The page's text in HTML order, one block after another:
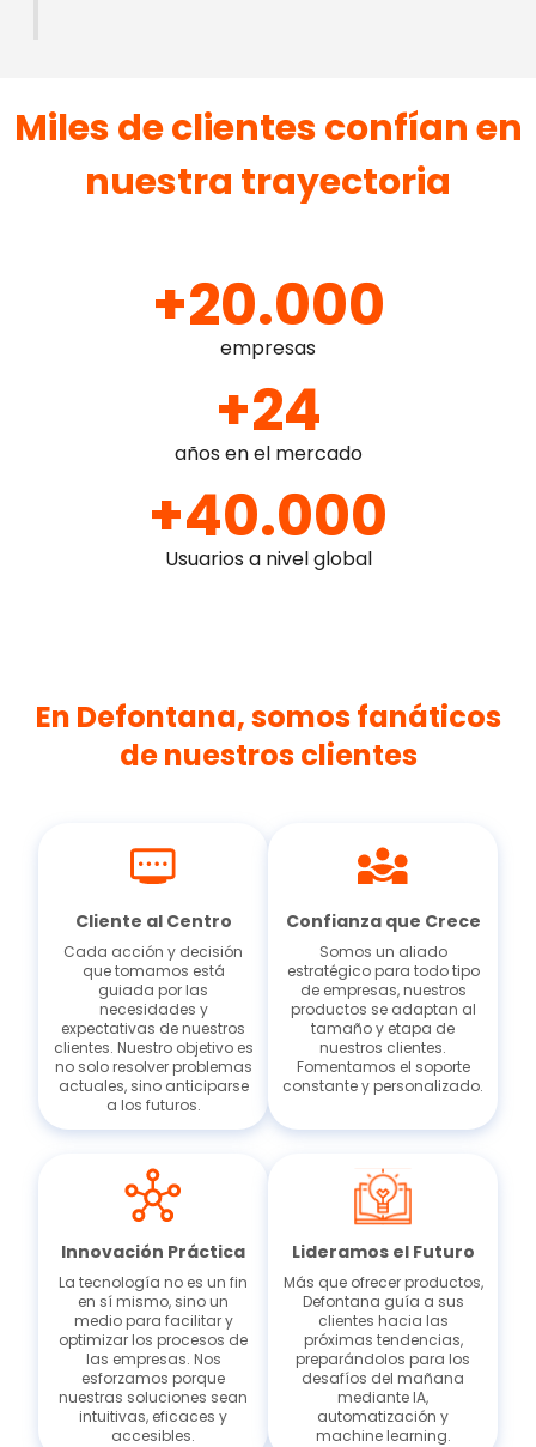
Miles de clientes confían en
nuestra trayectoria
+20.000
empresas
+24
años en el mercado
+40.000
Usuarios a nivel global
En Defontana, somos fanáticos
de nuestros clientes
Cliente al Centro
Cada acción y decisión
que tomamos está
guiada por las
necesidades y
expectativas de nuestros
clientes. Nuestro objetivo es
no solo resolver problemas
actuales, sino anticiparse
a los futuros.
Confianza que Crece
Somos un aliado
estratégico para todo tipo
de empresas, nuestros
productos se adaptan al
tamaño y etapa de
nuestros clientes.
Fomentamos el soporte
constante y personalizado.
Innovación Práctica
La tecnología no es un fin
en sí mismo, sino un
medio para facilitar y
optimizar los procesos de
las empresas. Nos
esforzamos porque
nuestras soluciones sean
intuitivas, eficaces y
accesibles.
Lideramos el Futuro
Más que ofrecer productos,
Defontana guía a sus
clientes hacia las
próximas tendencias,
preparándolos para los
desafíos del mañana
mediante IA,
automatización y
machine learning.